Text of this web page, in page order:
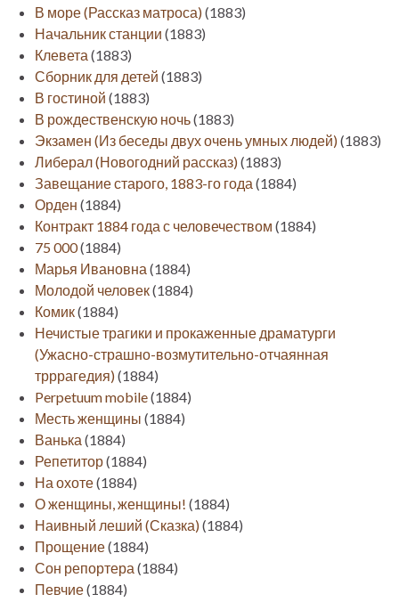
В море (Рассказ матроса)(1883)
Начальник станции (1883)
Клевета (1883)
Сборник для детей (1883)
В гостиной (1883)
В рождественскую ночь(1883)
Экзамен (Из беседы двух очень умных людей)(1883)
Либерал (Новогодний рассказ)(1883)
Завещание старого, 1883-го года (1884)
Орден (1884)
Контракт 1884 года с человечеством (1884)
75 000(1884)
Марья Ивановна (1884)
Молодой человек(1884)
Комик(1884)
Нечистые трагики и прокаженные драматурги
(Ужасно-страшно-возмутительно-отчаянная
трррагедия)(1884)
Perpetuum mobile(1884)
Месть женщины (1884)
Ванька (1884)
Репетитор(1884)
На охоте(1884)
О женщины, женщины! (1884)
Наивный леший (Сказка)(1884)
Прощение(1884)
Сон репортера (1884)
Певчие(1884)